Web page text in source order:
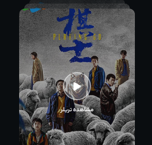
مشاهده تریلر